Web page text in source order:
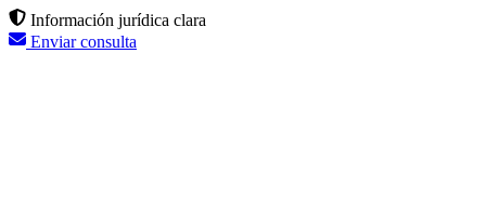
Información jurídica clara
Enviar consulta